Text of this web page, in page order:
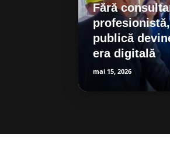
Fără
publică
era digitală
mai 15, 2026